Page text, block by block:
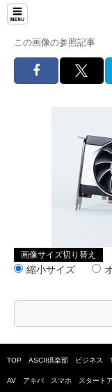
この画像の参照記事
画像サイズ切り替え
縮小サイズ
TOP ASCII倶楽部 ビジネス
AV アキバ スマホ スタート